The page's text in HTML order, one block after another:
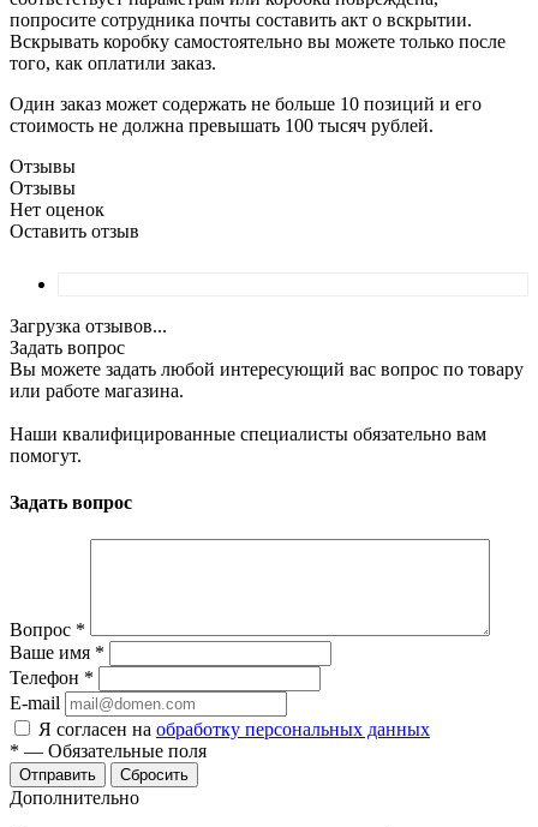
попросите сотрудника почты составить акт о вскрытии.
Вскрывать коробку самостоятельно вы можете только после
того, как оплатили заказ.
Один заказ может содержать не больше 10 позиций и его
стоимость не должна превышать 100 тысяч рублей.
Отзывы
Отзывы
Нет оценок
Оставить отзыв
Загрузка отзывов...
Задать вопрос
Вы можете задать любой интересующий вас вопрос по товару
или работе магазина.
Наши квалифицированные специалисты обязательно вам
помогут.
Задать вопрос
Вопрос *
Ваше имя *
Телефон *
E-mail
Я согласен на обработку персональных данных
* — Обязательные поля
Отправить Сбросить
Дополнительно